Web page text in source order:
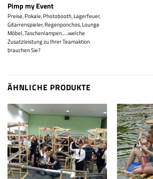
Pimp my Event
Preise, Pokale, Photobooth, Lagerfeuer,
Gitarrenspieler, Regenponchos, Lounge
Möbel, Taschenlampen... ..welche
Zusatzleistung zu Ihrer Teamaktion
brauchen Sie?
ÄHNLICHE PRODUKTE